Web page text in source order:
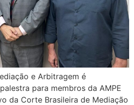
e Arbitragem é
para membros da AMPE
da Corte Brasileira de Mediação